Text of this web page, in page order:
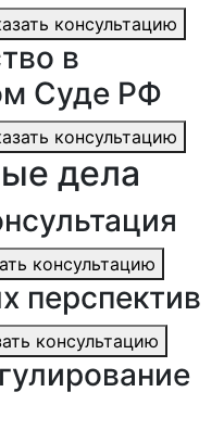
консультацию
в
Суде РФ
консультацию
дела
консультацию
перспектив
консультацию